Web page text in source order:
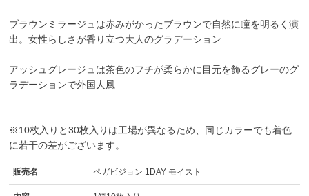
ブラウンミラージュは赤みがかったブラウンで自然に瞳を明るく演
出。女性らしさが香り立つ大人のグラデーション
アッシュグレージュは茶色のフチが柔らかに目元を飾るグレーのグ
ラデーションで外国人風
※10枚入りと30枚入りは工場が異なるため、同じカラーでも着色
に若干の差がございます。
販売名 ペガビジョン 1DAY モイスト